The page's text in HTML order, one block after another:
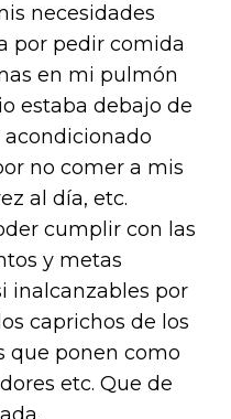
necesidades
por pedir comida
en mi pulmón
estaba debajo de
no comer a mis
al día, etc.
cumplir con las
y metas
inalcanzables por
caprichos de los
que ponen como
etc. Que de